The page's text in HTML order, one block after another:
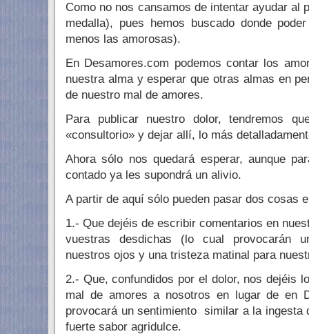
Como no nos cansamos de intentar ayudar al
medalla), pues hemos buscado donde
menos las amorosas).
En Desamores.com podemos contar los
nuestra alma y esperar que otras almas en
de nuestro mal de amores.
Para publicar nuestro dolor, tendremos
«consultorio» y dejar allí, lo más
Ahora sólo nos quedará esperar, aunque
contado ya les supondrá un alivio.
A partir de aquí sólo pueden pasar dos cosas
1.- Que dejéis de escribir comentarios en
vuestras desdichas (lo cual provocarán
nuestros ojos y una tristeza matinal para
2.- Que, confundidos por el dolor, nos dejéis
mal de amores a nosotros en lugar de en
provocará un sentimiento similar a la ingesta
fuerte sabor agridulce.